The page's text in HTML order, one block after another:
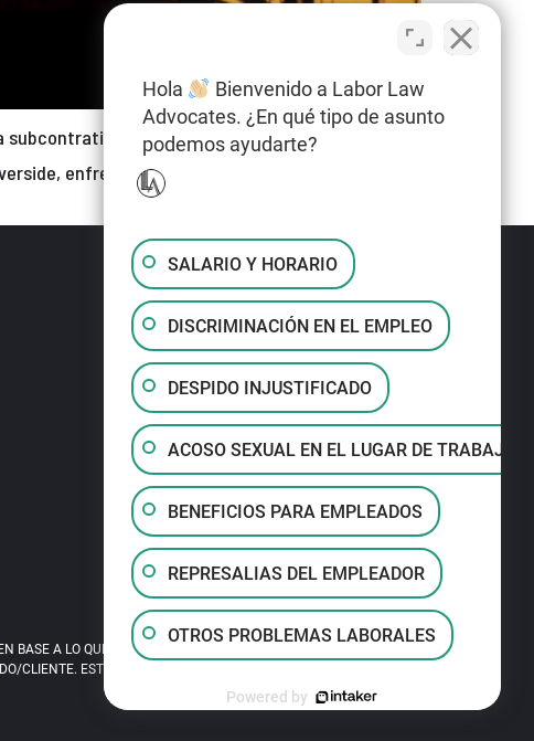
subcontratista de construcción que opera en
enfrenta acusaciones de múltiples
A LO QUE LEA EN ESTE SITIO. EL USO DE
CLIENTE. ESTE SITIO ES PUBLICIDAD LEGAL.
Hola
Bienvenido a Labor Law
Advocates. ¿En qué tipo de asunto
podemos ayudarte?
SALARIO Y HORARIO
DISCRIMINACIÓN EN EL EMPLEO
DESPIDO INJUSTIFICADO
ACOSO SEXUAL EN EL LUGAR DE TRABAJO
BENEFICIOS PARA EMPLEADOS
REPRESALIAS DEL EMPLEADOR
OTROS PROBLEMAS LABORALES
Powered by